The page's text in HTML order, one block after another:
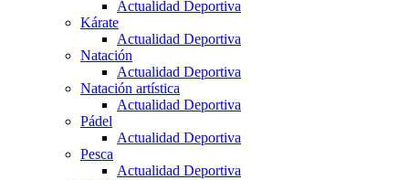
Actualidad Deportiva
Kárate
Actualidad Deportiva
Natación
Actualidad Deportiva
Natación artística
Actualidad Deportiva
Pádel
Actualidad Deportiva
Pesca
Actualidad Deportiva